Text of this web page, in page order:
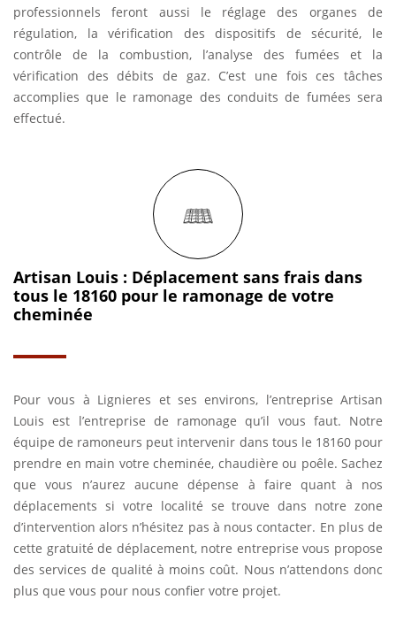
professionnels feront aussi le réglage des organes de
régulation, la vérification des dispositifs de sécurité, le
contrôle de la combustion, l’analyse des fumées et la
vérification des débits de gaz. C’est une fois ces tâches
accomplies que le ramonage des conduits de fumées sera
effectué.
Artisan Louis : Déplacement sans frais dans
tous le 18160 pour le ramonage de votre
cheminée
Pour vous à Lignieres et ses environs, l’entreprise Artisan
Louis est l’entreprise de ramonage qu’il vous faut. Notre
équipe de ramoneurs peut intervenir dans tous le 18160 pour
prendre en main votre cheminée, chaudière ou poêle. Sachez
que vous n’aurez aucune dépense à faire quant à nos
déplacements si votre localité se trouve dans notre zone
d’intervention alors n’hésitez pas à nous contacter. En plus de
cette gratuité de déplacement, notre entreprise vous propose
des services de qualité à moins coût. Nous n’attendons donc
plus que vous pour nous confier votre projet.